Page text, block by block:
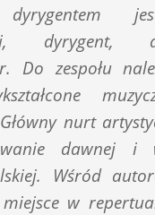
Do zespołu
nurt
dawnej i
Wśród
miejsce w